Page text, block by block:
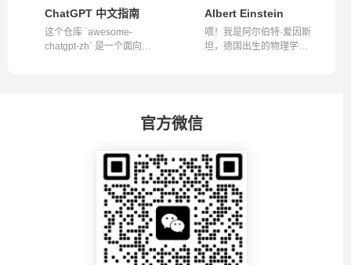
ChatGPT 中文指南
这个仓库 `awesome-
chatgpt-zh` 是一个面向中
Albert Einstein
喂！我是阿尔伯特·爱因斯
坦，德国出生的物理学
官方微信